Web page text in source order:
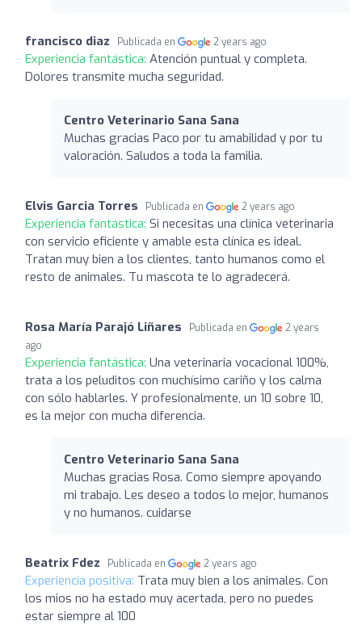
francisco diaz Publicada en 2 years ago
Experiencia fantástica: Atención puntual y completa.
Dolores transmite mucha seguridad.
Centro Veterinario Sana Sana
Muchas gracias Paco por tu amabilidad y por tu
valoración. Saludos a toda la familia.
Elvis Garcia Torres Publicada en 2 years ago
Experiencia fantástica: Si necesitas una clínica veterinaria
con servicio eficiente y amable esta clínica es ideal.
Tratan muy bien a los clientes, tanto humanos como el
resto de animales. Tu mascota te lo agradecerá.
Rosa María Parajó Liñares Publicada en
2 years
ago
Experiencia fantástica: Una veterinaria vocacional 100%,
trata a los peluditos con muchísimo cariño y los calma
con sólo hablarles. Y profesionalmente, un 10 sobre 10,
es la mejor con mucha diferencia.
Centro Veterinario Sana Sana
Muchas gracias Rosa. Como siempre apoyando
mi trabajo. Les deseo a todos lo mejor, humanos
y no humanos. cuidarse
Beatrix Fdez Publicada en 2 years ago
Experiencia positiva: Trata muy bien a los animales. Con
los mios no ha estado muy acertada, pero no puedes
estar siempre al 100